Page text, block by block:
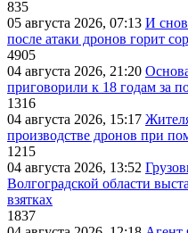
835
05 августа 2026, 07:13 И
после атаки дронов горит
4905
04 августа 2026, 21:20
приговорили к 18 годам за
1316
04 августа 2026, 15:17
производстве дронов при
1215
04 августа 2026, 13:52
Волгоградской области
взятках
1837